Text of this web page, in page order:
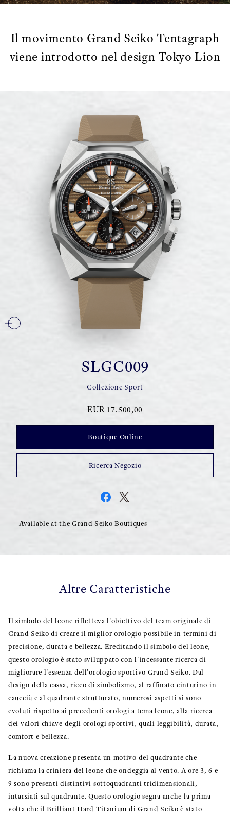
Il movimento Grand Seiko Tentagraph
viene introdotto nel design Tokyo Lion
SLGC009
Collezione Sport
EUR 17.500,00
Boutique Online
Ricerca Negozio
Available at the Grand Seiko Boutiques
Altre Caratteristiche
Il simbolo del leone rifletteva l'obiettivo del team originale di
Grand Seiko di creare il miglior orologio possibile in termini di
precisione, durata e bellezza. Ereditando il simbolo del leone,
questo orologio è stato sviluppato con l'incessante ricerca di
migliorare l'essenza dell'orologio sportivo Grand Seiko. Dal
design della cassa, ricco di simbolismo, al raffinato cinturino in
caucciù e al quadrante strutturato, numerosi aspetti si sono
evoluti rispetto ai precedenti orologi a tema leone, alla ricerca
dei valori chiave degli orologi sportivi, quali leggibilità, durata,
comfort e bellezza.
La nuova creazione presenta un motivo del quadrante che
richiama la criniera del leone che ondeggia al vento. A ore 3, 6 e
9 sono presenti distintivi sottoquadranti tridimensionali,
intarsiati sul quadrante. Questo orologio segna anche la prima
volta che il Brilliant Hard Titanium di Grand Seiko è stato